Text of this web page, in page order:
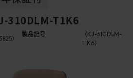
310DLM-T1K6
）
製品記号
（KJ-310DLM-
T1K6）